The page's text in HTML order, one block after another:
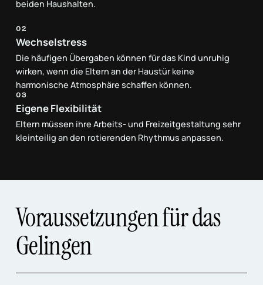
beiden Haushalten.
02
Wechselstress
Die häufigen Übergaben können für das Kind unruhig
wirken, wenn die Eltern an der Haustür keine
harmonische Atmosphäre schaffen können.
03
Eigene Flexibilität
Eltern müssen ihre Arbeits- und Freizeitgestaltung sehr
kleinteilig an den rotierenden Rhythmus anpassen.
Voraussetzungen für das
Gelingen